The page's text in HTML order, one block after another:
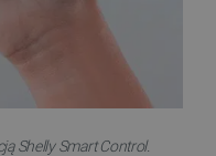
Shelly Smart Control.
.botland.com.pl
.botland.com.pl